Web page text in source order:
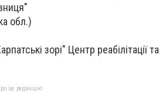
обл.)
зорі" Центр реабілітації та
це редакцію